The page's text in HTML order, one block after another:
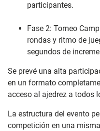
participantes.
Fase 2: Torneo
rondas y ritmo de
segundos de
Se prevé una alta
en un formato
acceso al ajedrez a todos
La estructura del evento
competición en una